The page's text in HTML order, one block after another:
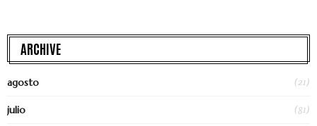
ARCHIVE
agosto (21)
julio (81)